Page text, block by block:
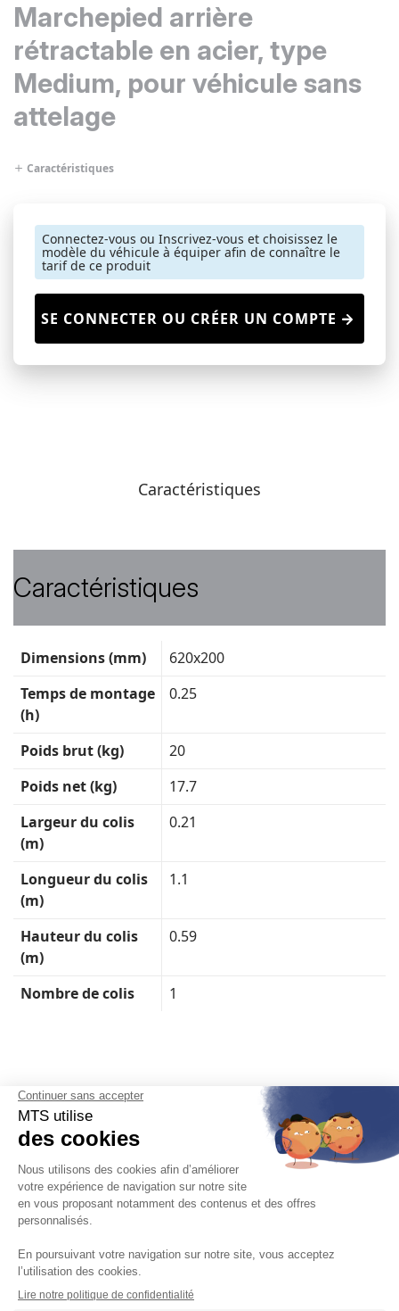
Marchepied arrière
rétractable en acier, type
Medium, pour véhicule sans
attelage
Caractéristiques
Connectez-vous ou Inscrivez-vous et choisissez le
modèle du véhicule à équiper afin de connaître le
tarif de ce produit
SE CONNECTER OU CRÉER UN COMPTE
Caractéristiques
Caractéristiques
technique
Dimensions (mm)
620x200
Temps de montage
(h)
0.25
Poids brut (kg)
20
Poids net (kg)
17.7
Largeur du colis
(m)
0.21
Longueur du colis
(m)
1.1
Hauteur du colis
(m)
0.59
Nombre de colis 1
Français
Mentions légales, politique de confidentialité, gestion des cookies
Conditions générales de vente